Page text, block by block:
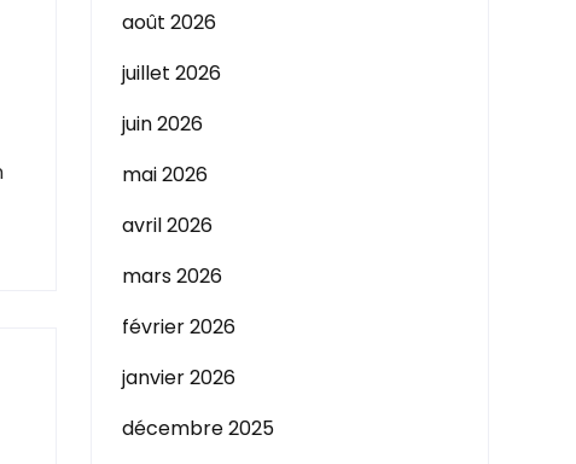
août 2026
juillet 2026
juin 2026
mai 2026
avril 2026
mars 2026
février 2026
janvier 2026
décembre 2025